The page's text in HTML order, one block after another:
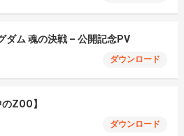
ダム 魂の決戦 – 公開記念PV
ダウンロード
ZOO】
ダウンロード